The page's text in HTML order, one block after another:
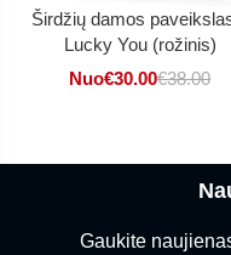
Širdžių damos
Lucky You (rožinis)
Nuo€30.00€38.00
Gaukite